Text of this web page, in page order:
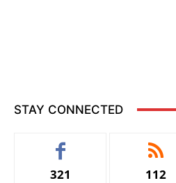
STAY CONNECTED
321 112